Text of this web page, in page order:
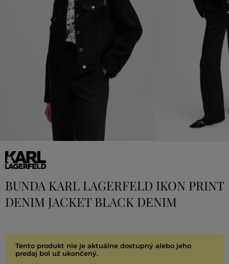
BUNDA KARL LAGERFELD IKON PRINT
DENIM JACKET BLACK DENIM
Tento produkt nie je aktuálne dostupný alebo jeho
predaj bol už ukončený.